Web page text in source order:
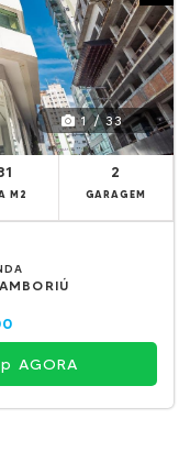
1 / 33
M2
2
GARAGEM
AGORA